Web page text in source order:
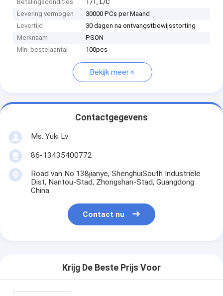
Betalingscondities
T/T, L/C
Levering vermogen
30000 PCs per Maand
Levertijd
30 dagen na ontvangstbewijsstorting
Merknaam
PSON
Min. bestelaantal
100pcs
Bekijk meer
Contactgegevens
Ms. Yuki Lv
86-13435400772
Road van No.138jianye, ShenghuiSouth Industriële
Dist, Nantou-Stad, Zhongshan-Stad, Guangdong
China
Contact nu
Krijg De Beste Prijs Voor